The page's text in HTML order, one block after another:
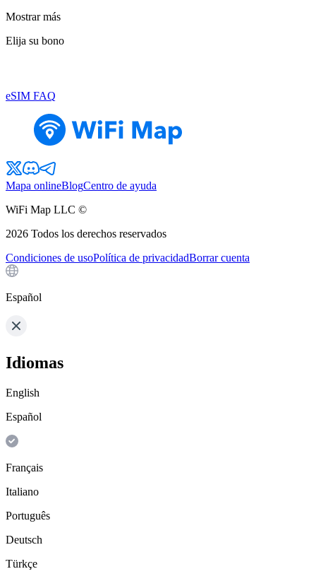
Mostrar más
Elija su bono
eSIM FAQ
Mapa onlineBlogCentro de ayuda
WiFi Map LLC ©
2026 Todos los derechos reservados
Condiciones de usoPolítica de privacidadBorrar cuenta
Español
Idiomas
English
Español
Français
Italiano
Português
Deutsch
Türkçe